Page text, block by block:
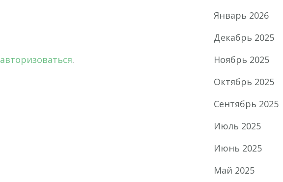
авторизоваться.
Январь 2026
Декабрь 2025
Ноябрь 2025
Октябрь 2025
Сентябрь 2025
Июль 2025
Июнь 2025
Май 2025